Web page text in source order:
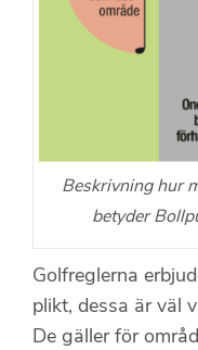
Beskrivning hur
betyder
Golfreglerna
plikt, dessa är väl
De gäller för